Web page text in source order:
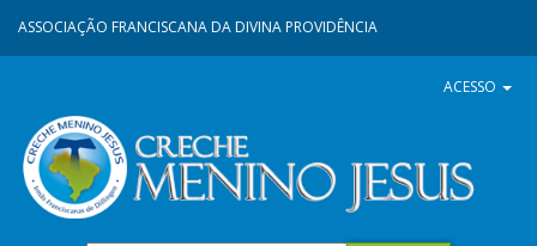
ASSOCIAÇÃO FRANCISCANA DA DIVINA PROVIDÊNCIA
ACESSO